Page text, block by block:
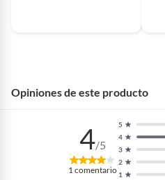
Opiniones de este producto
4/5
1comentario 1
2
3
4
5